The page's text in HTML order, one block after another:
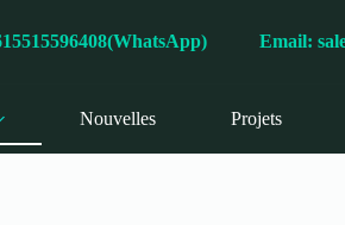
Email:
Nouvelles Projets